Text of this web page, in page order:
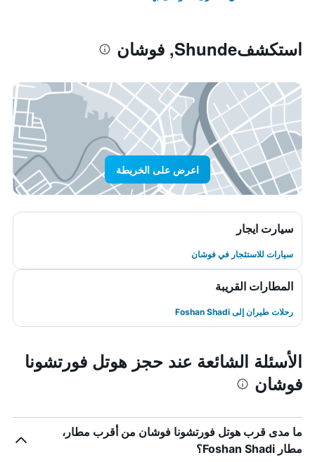
استكشفShunde, فوشان
اعرض على الخريطة
سيارت ايجار
سيارات للاستئجار في فوشان
المطارات القريبة
رحلات طيران إلى Foshan Shadi
الأسئلة الشائعة عند حجز هوتل فورتشونا
فوشان
ما مدى قرب هوتل فورتشونا فوشان من أقرب مطار،
مطار Foshan Shadi؟